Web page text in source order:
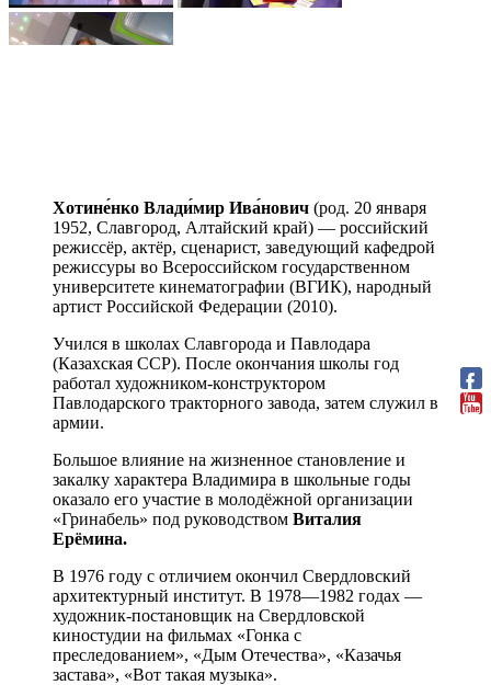
Хотине́нко Влади́мир Ива́нович (род. 20 января
1952, Славгород, Алтайский край) — российский
режиссёр, актёр, сценарист, заведующий кафедрой
режиссуры во Всероссийском государственном
университете кинематографии (ВГИК), народный
артист Российской Федерации (2010).
Учился в школах Славгорода и Павлодара
(Казахская ССР). После окончания школы год
работал художником-конструктором
Павлодарского тракторного завода, затем служил в
армии.
Большое влияние на жизненное становление и
закалку характера Владимира в школьные годы
оказало его участие в молодёжной организации
«Гринабель» под руководством Виталия
Ерёмина.
В 1976 году с отличием окончил Свердловский
архитектурный институт. В 1978—1982 годах —
художник-постановщик на Свердловской
киностудии на фильмах «Гонка с
преследованием», «Дым Отечества», «Казачья
застава», «Вот такая музыка».